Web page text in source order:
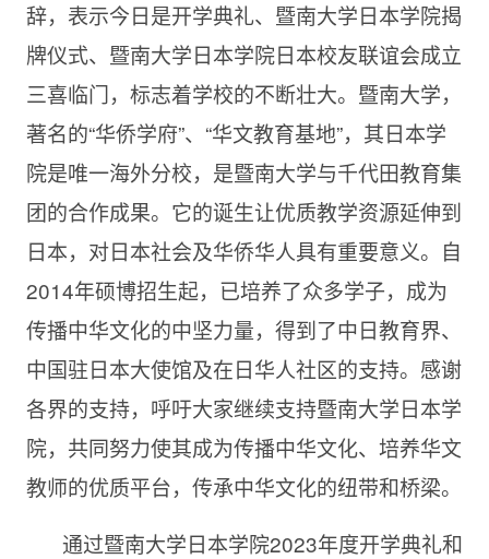
辞，表示今日是开学典礼、暨南大学日本学院揭
牌仪式、暨南大学日本学院日本校友联谊会成立
三喜临门，标志着学校的不断壮大。暨南大学，
著名的“华侨学府”、“华文教育基地”，其日本学
院是唯一海外分校，是暨南大学与千代田教育集
团的合作成果。它的诞生让优质教学资源延伸到
日本，对日本社会及华侨华人具有重要意义。自
2014年硕博招生起，已培养了众多学子，成为
传播中华文化的中坚力量，得到了中日教育界、
中国驻日本大使馆及在日华人社区的支持。感谢
各界的支持，呼吁大家继续支持暨南大学日本学
院，共同努力使其成为传播中华文化、培养华文
教师的优质平台，传承中华文化的纽带和桥梁。
通过暨南大学日本学院2023年度开学典礼和